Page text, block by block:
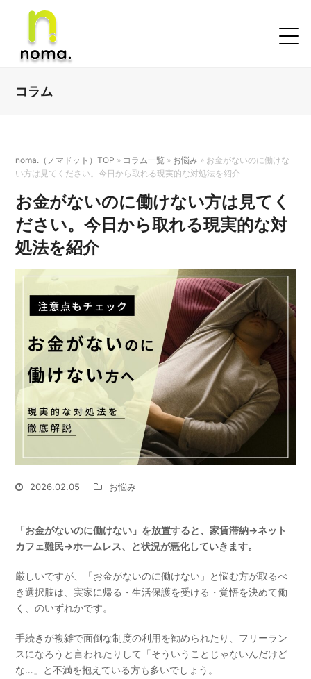
コラム
noma.（ノマドット）TOP » コラム一覧 » お悩み » お金がないのに働けな
い方は見てください。今日から取れる現実的な対処法を紹介
お金がないのに働けない方は見てく
ださい。今日から取れる現実的な対
処法を紹介
2026.02.05 お悩み
「お金がないのに働けない」を放置すると、家賃滞納→ネット
カフェ難民→ホームレス、と状況が悪化していきます。
厳しいですが、「お金がないのに働けない」と悩む方が取るべ
き選択肢は、実家に帰る・生活保護を受ける・覚悟を決めて働
く、のいずれかです。
手続きが複雑で面倒な制度の利用を勧められたり、フリーラン
スになろうと言われたりして「そういうことじゃないんだけど
な…」と不満を抱えている方も多いでしょう。